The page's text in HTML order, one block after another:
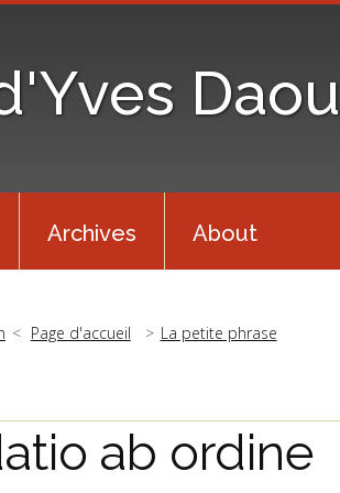
Archives About
Page d'accueil La petite phrase
ab ordine